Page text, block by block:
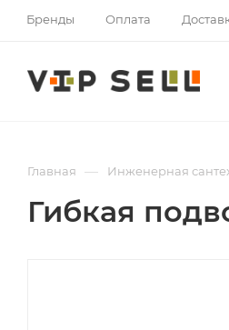
Бренды Оплата
Главная — Инженерная
Гибкая